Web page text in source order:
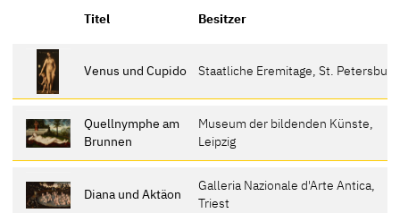
Titel Besitzer
Venus und Cupido Staatliche Eremitage, St. Petersburg
Quellnymphe am
Brunnen
Museum der bildenden Künste,
Leipzig
Diana und Aktäon
Galleria Nazionale d'Arte Antica,
Triest